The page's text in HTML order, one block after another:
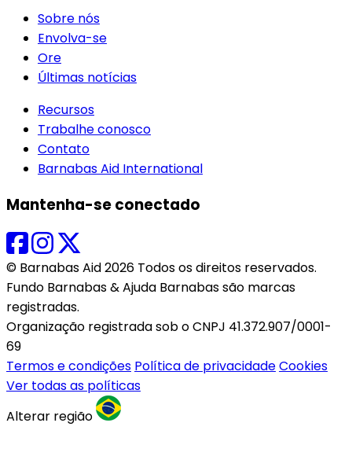
Sobre nós
Envolva-se
Ore
Últimas notícias
Recursos
Trabalhe conosco
Contato
Barnabas Aid International
Mantenha-se conectado
© Barnabas Aid 2026 Todos os direitos reservados.
Fundo Barnabas & Ajuda Barnabas são marcas
registradas.
Organização registrada sob o CNPJ 41.372.907/0001-
69
Termos e condições Política de privacidadeCookies
Ver todas as políticas
Alterar região